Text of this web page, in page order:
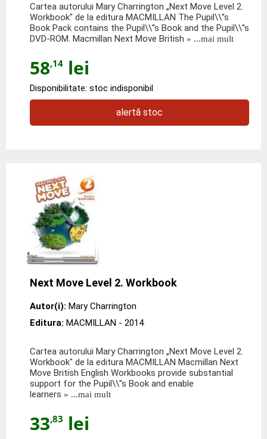
Cartea autorului Mary Charrington „Next Move Level 2.
Workbook" de la editura MACMILLAN The Pupil\\''s
Book Pack contains the Pupil\\''s Book and the Pupil\\''s
DVD-ROM. Macmillan Next Move British » ...mai mult
58,14 lei
Disponibilitate: stoc indisponibil
alertă stoc
Next Move Level 2. Workbook
Autor(i): Mary Charrington
Editura: MACMILLAN - 2014
Cartea autorului Mary Charrington „Next Move Level 2.
Workbook" de la editura MACMILLAN Macmillan Next
Move British English Workbooks provide substantial
support for the Pupil\\''s Book and enable
learners » ...mai mult
33,83 lei